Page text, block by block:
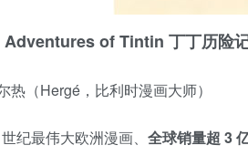
Adventures of Tintin 丁丁历险
热（Hergé，比利时漫画大师）
世纪最伟大欧洲漫画、 全球销量超 3